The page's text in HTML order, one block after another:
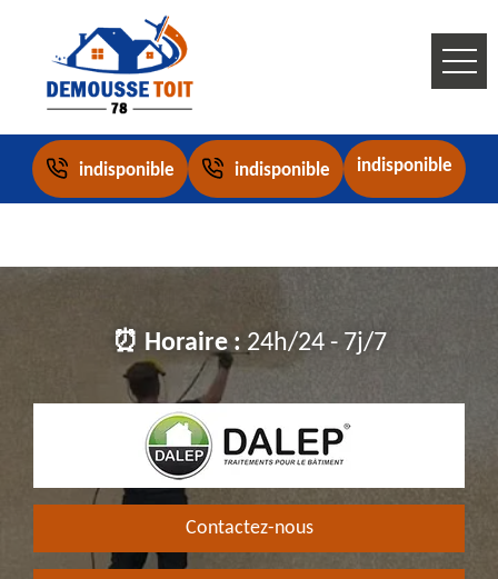
indisponible indisponible indisponible
⏰ Horaire : 24h/24 - 7j/7
Contactez-nous